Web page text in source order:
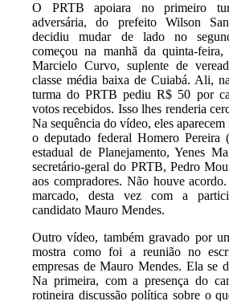
O PRTB apoiara no primeiro
adversária, do prefeito Wilson
decidiu mudar de lado no
começou na manhã da quinta-
Marcielo Curvo, suplente de
classe média baixa de Cuiabá. Ali,
turma do PRTB pediu R$ 50 por
votos recebidos. Isso lhes renderia
Na sequência do vídeo, eles aparecem
o deputado federal Homero Pereira
estadual de Planejamento, Yenes
secretário-geral do PRTB, Pedro
aos compradores. Não houve
marcado, desta vez com a
candidato Mauro Mendes.
Outro vídeo, também gravado por
mostra como foi a reunião no
empresas de Mauro Mendes. Ela se
Na primeira, com a presença do
rotineira discussão política sobre o